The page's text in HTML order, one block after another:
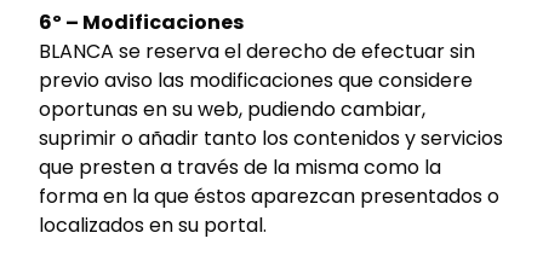
6º – Modificaciones
BLANCA se reserva el derecho de efectuar sin
previo aviso las modificaciones que considere
oportunas en su web, pudiendo cambiar,
suprimir o añadir tanto los contenidos y servicios
que presten a través de la misma como la
forma en la que éstos aparezcan presentados o
localizados en su portal.